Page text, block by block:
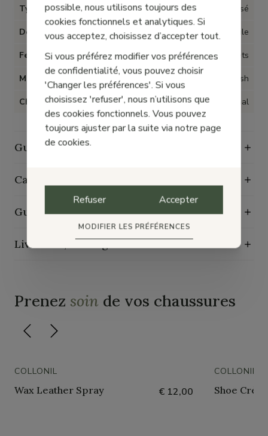
Type talon Compensé
Doublure Textile
Fermeture Lacets
Matière Nylon mesh
Chaussant Normal
Guide des tailles
Caractéristiques de durabilité
Guide d'entretien
Livraison, échange et retours
Prenez soin de vos chaussures
COLLONIL
Wax Leather Spray € 12,00
COLLONIL
Shoe
possible, nous utilisons toujours des
cookies fonctionnels et analytiques. Si
vous acceptez, choisissez d’accepter tout.
Si vous préférez modifier vos préférences
de confidentialité, vous pouvez choisir
'Changer les préférences'. Si vous
choisissez 'refuser', nous n’utilisons que
des cookies fonctionnels. Vous pouvez
toujours ajuster par la suite via notre page
de cookies.
Refuser Accepter
MODIFIER LES PRÉFÉRENCES